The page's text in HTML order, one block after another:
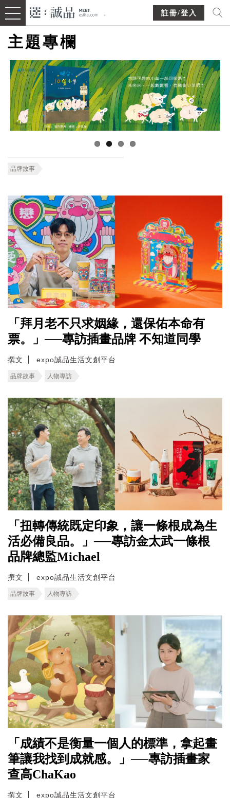
註冊/登入
主題專欄
品牌故事
「拜月老不只求姻緣，還保佑本命有
票。」──專訪插畫品牌 不知道同學
撰文 expo誠品生活文創平台
品牌故事 人物專訪
「扭轉傳統既定印象，讓一條根成為生
活必備良品。」──專訪金太武一條根
品牌總監Michael
撰文 expo誠品生活文創平台
品牌故事 人物專訪
「成績不是衡量一個人的標準，拿起畫
筆讓我找到成就感。」──專訪插畫家
查高ChaKao
撰文 expo誠品生活文創平台